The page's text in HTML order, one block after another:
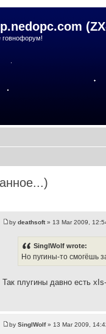
говнофорум!
bydeathsoft» 13 Mar 2009,
SinglWolf wrote:
Но пугины-то смогёшь
Так плугины давно есть
bySinglWolf» 13 Mar 2009,